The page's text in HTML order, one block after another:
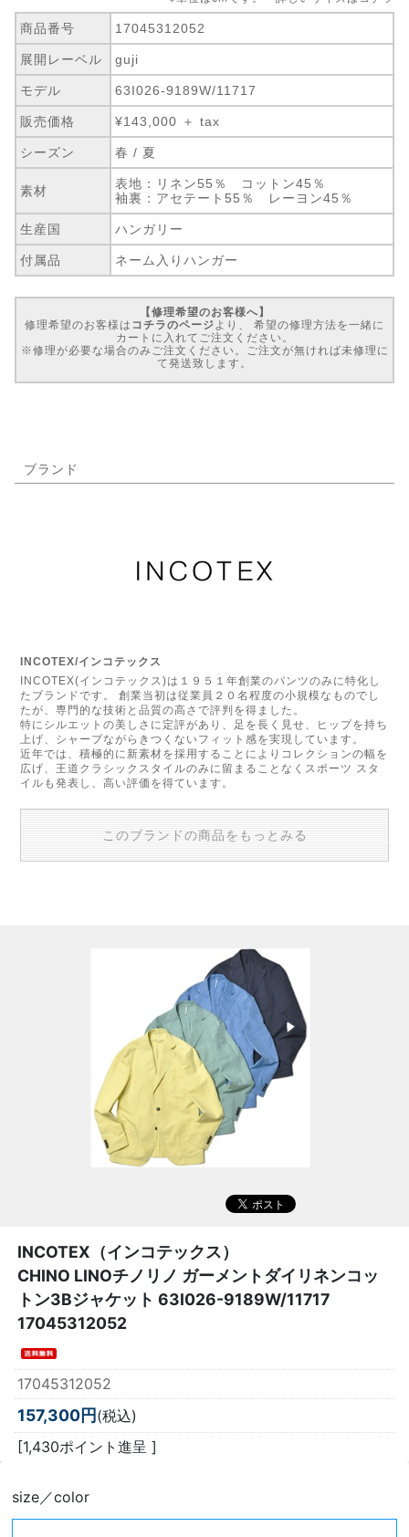
商品番号 17045312052
展開レーベル guji
モデル 63I026-9189W/11717
販売価格 ¥143,000 ＋ tax
シーズン 春 / 夏
素材
表地：リネン55％ コットン45％
袖裏：アセテート55％ レーヨン45％
生産国 ハンガリー
付属品 ネーム入りハンガー
【修理希望のお客様へ】
修理希望のお客様は コチラのページより、 希望の修理方法を一緒に
カートに入れてご注文ください。
※修理が必要な場合のみご注文ください。ご注文が無ければ未修理に
て発送致します。
ブランド
INCOTEX/インコテックス
INCOTEX(インコテックス)は１９５１年創業のパンツのみに特化し
たブランドです。 創業当初は従業員２０名程度の小規模なものでし
たが、専門的な技術と品質の高さで評判を得ました。
特にシルエットの美しさに定評があり、足を長く見せ、ヒップを持ち
上げ、シャープながらきつくないフィット感を実現しています。
近年では、積極的に新素材を採用することによりコレクションの幅を
広げ、王道クラシックスタイルのみに留まることなくスポーツ スタ
イルも発表し、高い評価を得ています。
このブランドの商品をもっとみる
INCOTEX（インコテックス）
CHINO LINOチノリノ ガーメントダイリネンコッ
トン3Bジャケット 63I026-9189W/11717
17045312052
17045312052
157,300円 (税込)
[1,430ポイント進呈 ]
size／color